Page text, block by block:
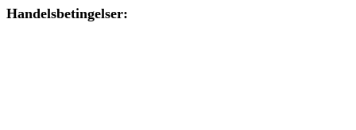
Handelsbetingelser: